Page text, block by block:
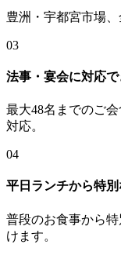
豊洲・宇都宮市場
03
法事・宴会に対応
最大48名までのご
対応。
04
平日ランチから特
普段のお食事から
けます。